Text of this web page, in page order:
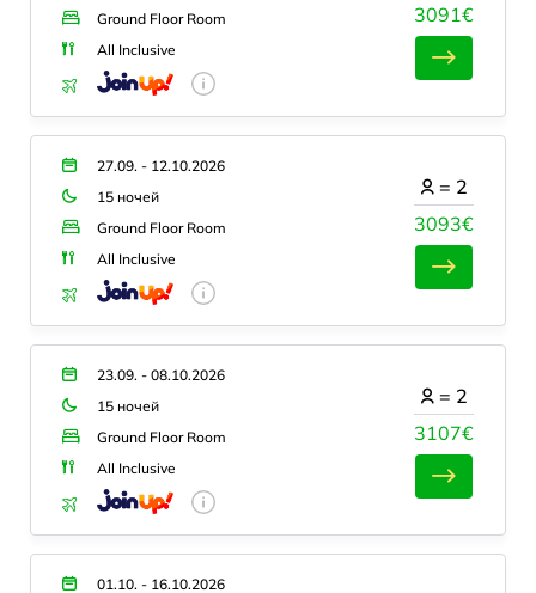
Ground Floor Room
All Inclusive
3091€
27.09. - 12.10.2026
15 ночей
Ground Floor Room
All Inclusive
3093€
= 2
23.09. - 08.10.2026
15 ночей
Ground Floor Room
All Inclusive
3107€
= 2
01.10. - 16.10.2026